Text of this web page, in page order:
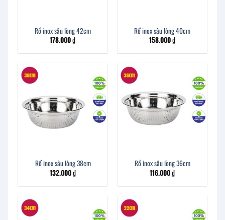
Rổ inox sâu lòng 42cm
178.000₫
Rổ inox sâu lòng 40cm
158.000₫
Rổ inox sâu lòng 38cm
132.000₫
Rổ inox sâu lòng 36cm
116.000₫